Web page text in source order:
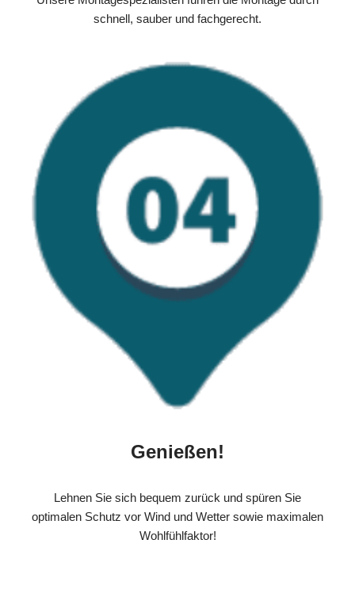
schnell, sauber und fachgerecht.
Genießen!
Lehnen Sie sich bequem zurück und spüren Sie
optimalen Schutz vor Wind und Wetter sowie maximalen
Wohlfühlfaktor!